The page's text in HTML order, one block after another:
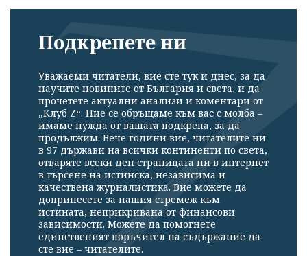
Подкрепете ни
Уважаеми читатели, вие сте тук и днес, за да
научите новините от България и света, и да
прочетете актуални анализи и коментари от
„Клуб Z“. Ние се обръщаме към вас с молба –
имаме нужда от вашата подкрепа, за да
продължим. Вече години вие, читателите ни
в 97 държави на всички континенти по света,
отваряте всеки ден страницата ни в интернет
в търсене на истинска, независима и
качествена журналистика. Вие можете да
допринесете за нашия стремеж към
истината, неприкривана от финансови
зависимости. Можете да помогнете
единственият поръчител на съдържание да
сте вие – читателите.